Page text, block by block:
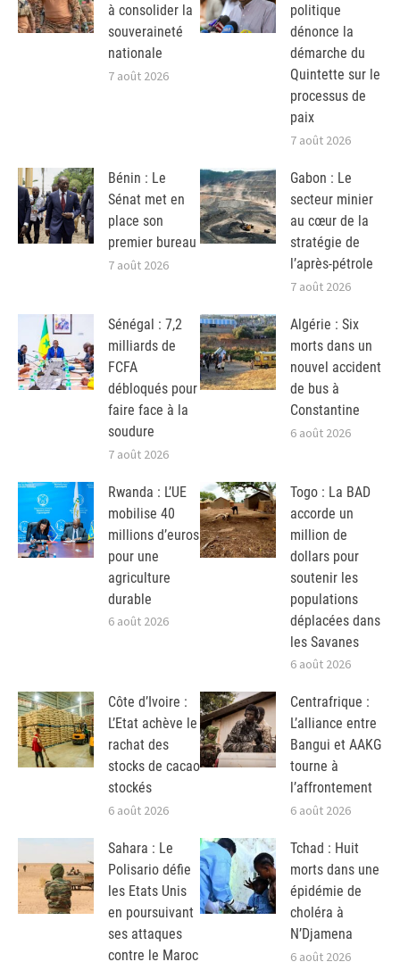
à consolider la
souveraineté
nationale
7 août 2026
politique
dénonce la
démarche du
Quintette sur le
processus de
paix
7 août 2026
Bénin : Le
Sénat met en
place son
premier bureau
7 août 2026
Gabon : Le
secteur minier
au cœur de la
stratégie de
l’après-pétrole
7 août 2026
Sénégal : 7,2
milliards de
FCFA
débloqués pour
faire face à la
soudure
7 août 2026
Algérie : Six
morts dans un
nouvel accident
de bus à
Constantine
6 août 2026
Rwanda : L’UE
mobilise 40
millions d’euros
pour une
agriculture
durable
6 août 2026
Togo : La BAD
accorde un
million de
dollars pour
soutenir les
populations
déplacées dans
les Savanes
6 août 2026
Côte d’Ivoire :
L’Etat achève le
rachat des
stocks de cacao
stockés
6 août 2026
Centrafrique :
L’alliance entre
Bangui et AAKG
tourne à
l’affrontement
6 août 2026
Sahara : Le
Polisario défie
les Etats Unis
en poursuivant
ses attaques
contre le Maroc
Tchad : Huit
morts dans une
épidémie de
choléra à
N’Djamena
6 août 2026